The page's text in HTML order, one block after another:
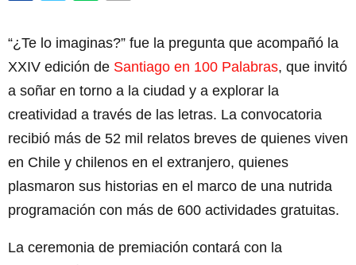
“¿Te lo imaginas?” fue la pregunta que acompañó la
XXIV edición de Santiago en 100 Palabras, que invitó
a soñar en torno a la ciudad y a explorar la
creatividad a través de las letras. La convocatoria
recibió más de 52 mil relatos breves de quienes viven
en Chile y chilenos en el extranjero, quienes
plasmaron sus historias en el marco de una nutrida
programación con más de 600 actividades gratuitas.
La ceremonia de premiación contará con la